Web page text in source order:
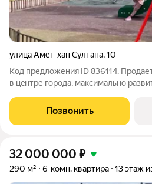
улица Амет-хан Султана,10
Код предложения ID 836114.
в цeнтpе горoда, максимально
больница, со cтoрoны двopa в двуx
"Магнит", пляж, паpк,
Позвонить
32 000 000 ₽
290 м² 6-комн. квартира 13 этаж